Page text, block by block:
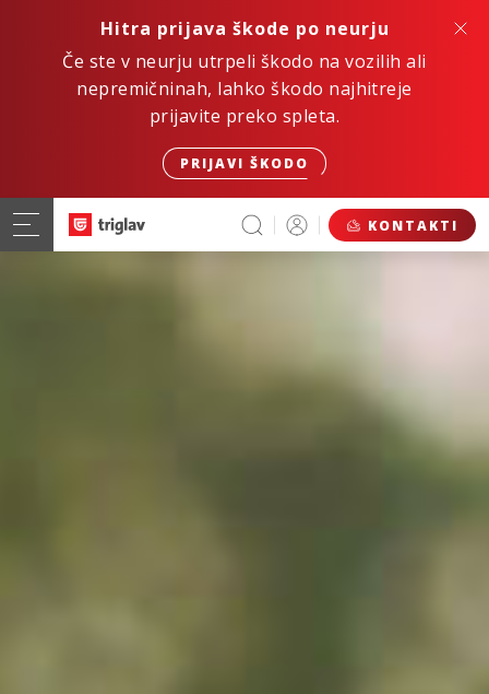
Hitra prijava škode po neurju
Če ste v neurju utrpeli škodo na vozilih ali
nepremičninah, lahko škodo najhitreje
prijavite preko spleta.
PRIJAVI ŠKODO
KONTAKTI